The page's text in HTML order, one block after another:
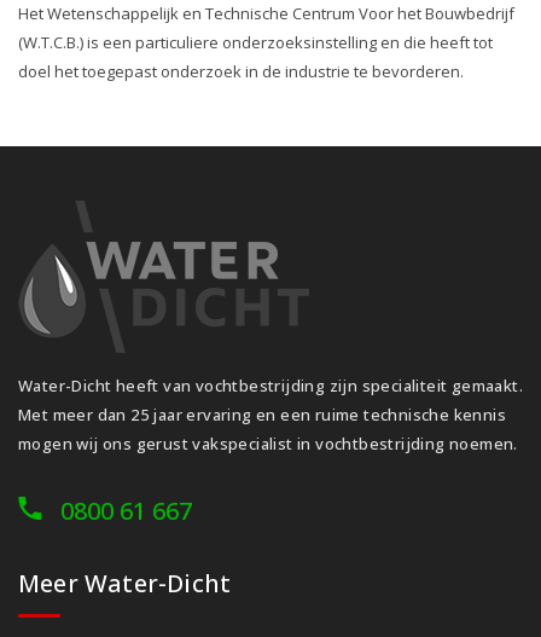
Het Wetenschappelijk en Technische Centrum Voor het Bouwbedrijf
(W.T.C.B.) is een particuliere onderzoeksinstelling en die heeft tot
doel het toegepast onderzoek in de industrie te bevorderen.
Water-Dicht heeft van vochtbestrijding zijn specialiteit gemaakt.
Met meer dan 25 jaar ervaring en een ruime technische kennis
mogen wij ons gerust vakspecialist in vochtbestrijding noemen.
0800 61 667
Meer Water-Dicht